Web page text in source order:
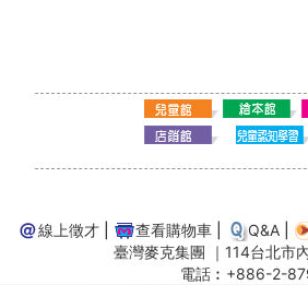
線上徵才 查看購物車 Q&A
臺灣麥克集團 ｜114台北
電話︰+886-2-